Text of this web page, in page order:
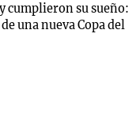
cumplieron su sueño:
una nueva Copa del